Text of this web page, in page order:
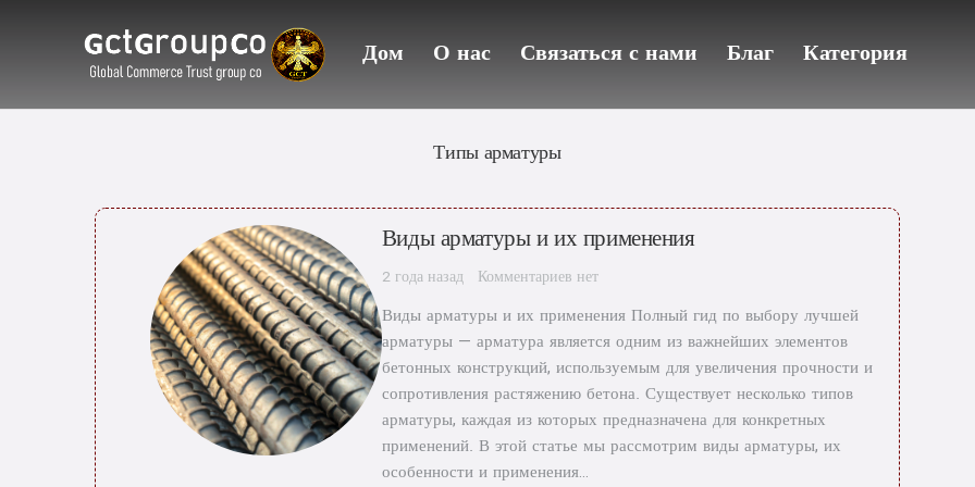
Дом О нас Связаться с нами Благ Категория
Типы арматуры
Виды арматуры и их применения
2 года назад Комментариев нет
Виды арматуры и их применения Полный гид по выбору лучшей
арматуры — арматура является одним из важнейших элементов
бетонных конструкций, используемым для увеличения прочности и
сопротивления растяжению бетона. Существует несколько типов
арматуры, каждая из которых предназначена для конкретных
применений. В этой статье мы рассмотрим виды арматуры, их
особенности и применения…